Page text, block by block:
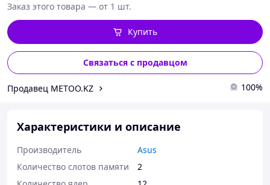
Заказ этого товара — от 1 шт.
Купить
Связаться с продавцом
Продавец METOO.KZ 100%
Характеристики и описание
Производитель
Asus
Количество слотов памяти
2